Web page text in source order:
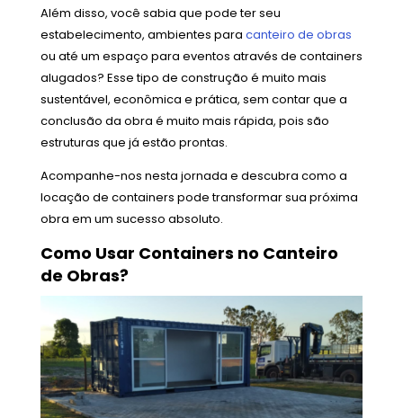
Além disso, você sabia que pode ter seu
estabelecimento, ambientes para canteiro de obras
ou até um espaço para eventos através de containers
alugados? Esse tipo de construção é muito mais
sustentável, econômica e prática, sem contar que a
conclusão da obra é muito mais rápida, pois são
estruturas que já estão prontas.
Acompanhe-nos nesta jornada e descubra como a
locação de containers pode transformar sua próxima
obra em um sucesso absoluto.
Como Usar Containers no Canteiro
de Obras?